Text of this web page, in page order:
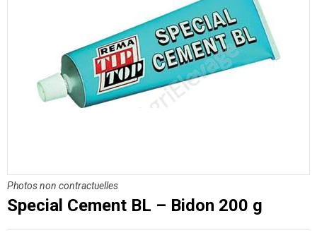
Photos non contractuelles
Special Cement BL – Bidon 200 g